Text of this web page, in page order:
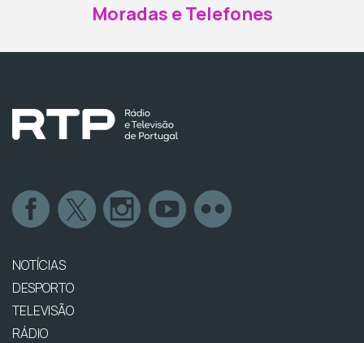
Moradas e Telefones
NOTÍCIAS
DESPORTO
TELEVISÃO
RÁDIO